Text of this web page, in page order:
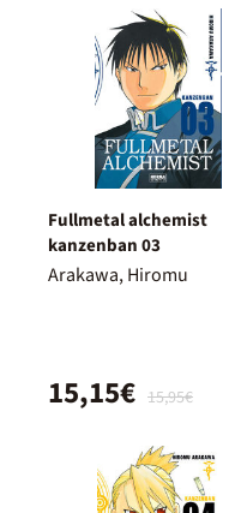
Fullmetal alchemist
kanzenban 03
Arakawa, Hiromu
15,95€
15,15€